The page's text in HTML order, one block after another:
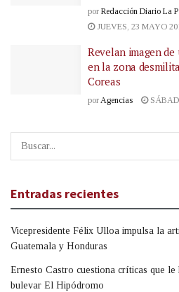
por Redacción Diario La
JUEVES, 23 MAYO
Revelan imagen
en la zona
Coreas
por Agencias
Entradas recientes
Vicepresidente Félix Ulloa impulsa la
Guatemala y Honduras
Ernesto Castro cuestiona críticas que le
bulevar El Hipódromo